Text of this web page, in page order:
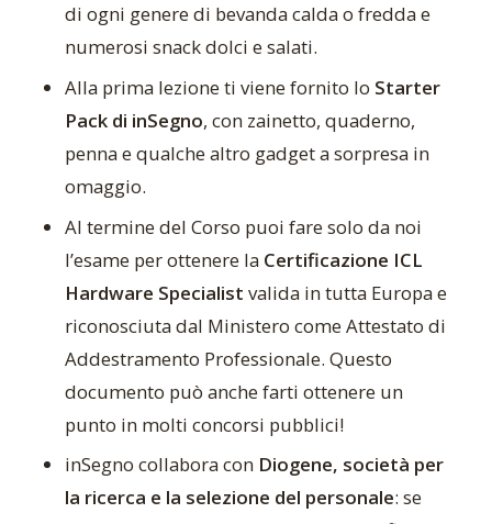
di ogni genere di bevanda calda o fredda e
numerosi snack dolci e salati.
Alla prima lezione ti viene fornito lo Starter
Pack di inSegno, con zainetto, quaderno,
penna e qualche altro gadget a sorpresa in
omaggio.
Al termine del Corso puoi fare solo da noi
l’esame per ottenere la Certificazione ICL
Hardware Specialist valida in tutta Europa e
riconosciuta dal Ministero come Attestato di
Addestramento Professionale. Questo
documento può anche farti ottenere un
punto in molti concorsi pubblici!
inSegno collabora con Diogene, società per
la ricerca e la selezione del personale: se